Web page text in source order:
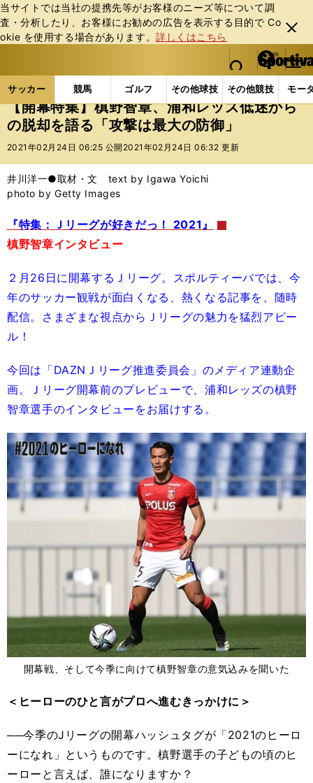
当サイトでは当社の提携先等がお客様のニーズ等について調
査・分析したり、お客様にお勧めの広告を表⽰する⽬的で Co
okie を使⽤する場合があります。詳しくはこちら
閉じ
る
web Sportiva (webスポルティーバ)
検索
マイペ
ー
ジ
メニュ
サッカー 競馬 ゴルフ その他球技 その他競技 モー
ス
ポ
ル
バ
サッカーの記事一覧 Jリーグ他 Jリーグ 【開幕
【開幕特集】槙野智章、浦和レッズ低迷から
の脱却を語る「攻撃は最大の防御」
2021年02月24日 06:25 公開 2021年02月24日 06:32 更新
井川洋一●取材・文 text by Igawa Yoichi
photo by Getty Images
『特集：Ｊリーグが好きだっ！ 2021』
槙野智章インタビュー
２月26日に開幕するＪリーグ。スポルティーバでは、今
年のサッカー観戦が面白くなる、熱くなる記事を、随時
配信。さまざまな視点からＪリーグの魅力を猛烈アピー
ル！
今回は「DAZNＪリーグ推進委員会」のメディア連動企
画。Ｊリーグ開幕前のプレビューで、浦和レッズの槙野
智章選手のインタビューをお届けする。
開幕戦、そして今季に向けて槙野智章の意気込みを聞いた
＜ヒーローのひと言がプロへ進むきっかけに＞
──今季のJリーグの開幕ハッシュタグが「2021のヒーロ
ーになれ」というものです。槙野選手の子どもの頃のヒ
ーローと言えば、誰になりますか？